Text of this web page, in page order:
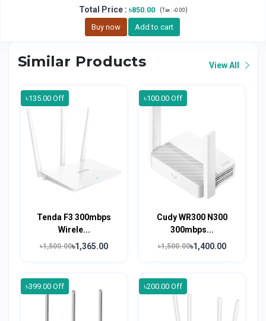
Total Price: ৳850.00 (Tax : ৳0.00)
Buy now Add to cart
Similar Products View All
৳135.00 Off
Tenda F3 300mbps
Wirele...
৳1,500.00৳1,365.00
৳100.00 Off
Cudy WR300 N300
300mbps...
৳1,500.00৳1,400.00
৳399.00 Off ৳200.00 Off